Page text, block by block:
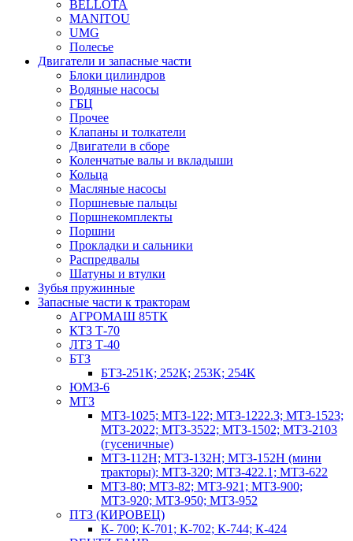
BELLOTA
MANITOU
UMG
Полесье
Двигатели и запасные части
Блоки цилиндров
Водяные насосы
ГБЦ
Прочее
Клапаны и толкатели
Двигатели в сборе
Коленчатые валы и вкладыши
Кольца
Масляные насосы
Поршневые пальцы
Поршнекомплекты
Поршни
Прокладки и сальники
Распредвалы
Шатуны и втулки
Зубья пружинные
Запасные части к тракторам
АГРОМАШ 85ТК
КТЗ Т-70
ЛТЗ Т-40
БТЗ
БТЗ-251К; 252К; 253К; 254К
ЮМЗ-6
МТЗ
МТЗ-1025; МТЗ-122; МТЗ-1222.3; МТЗ-1523;
МТЗ-2022; МТЗ-3522; МТЗ-1502; МТЗ-2103
(гусеничные)
МТЗ-112Н; МТЗ-132Н; МТЗ-152Н (мини
тракторы); МТЗ-320; МТЗ-422.1; МТЗ-622
МТЗ-80; МТЗ-82; МТЗ-921; МТЗ-900;
МТЗ-920; МТЗ-950; МТЗ-952
ПТЗ (КИРОВЕЦ)
К- 700; К-701; К-702; К-744; К-424